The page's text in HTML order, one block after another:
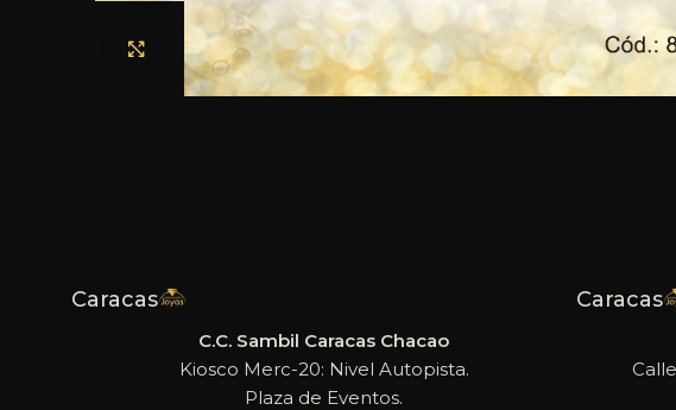
Haga clic para ampliar
Caracas
C.C. Sambil Caracas Chacao
Kiosco Merc-20: Nivel Autopista.
Plaza de Eventos.
Caracas